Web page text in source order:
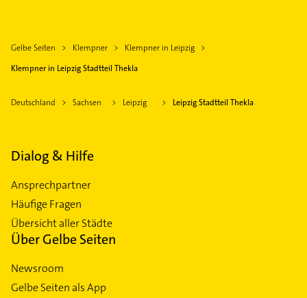
Gelbe Seiten Klempner
Klempner in Leipzig
Klempner in Leipzig Stadtteil Thekla
Deutschland Sachsen Leipzig Leipzig Stadtteil Thekla
Dialog & Hilfe
Ansprechpartner
Häufige Fragen
Übersicht aller Städte
Über Gelbe Seiten
Newsroom
Gelbe Seiten als App